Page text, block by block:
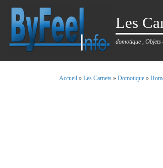
Passer au contenu
Les
domotique ,
Accueil » Les Carnets » Domotique »